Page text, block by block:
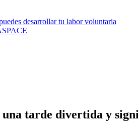
desarrollar tu labor voluntaria
una tarde divertida y